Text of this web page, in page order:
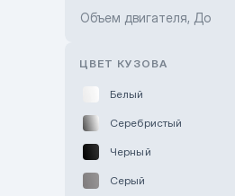
Hyundai ShymCity
Объем двигателя, До
ЦВЕТ КУЗОВА
Белый
Серебристый
Черный
Серый